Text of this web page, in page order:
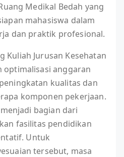
Medikal Bedah yang
mahasiswa dalam
dan praktik profesional.
Kuliah Jurusan Kesehatan
optimalisasi anggaran
kualitas dan
komponen pekerjaan.
bagian dari
fasilitas pendidikan
Untuk
tersebut, masa